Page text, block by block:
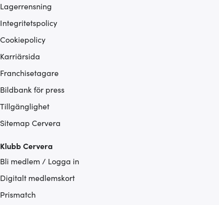
Lagerrensning
Integritetspolicy
Cookiepolicy
Karriärsida
Franchisetagare
Bildbank för press
Tillgänglighet
Sitemap Cervera
Klubb Cervera
Bli medlem / Logga in
Digitalt medlemskort
Prismatch